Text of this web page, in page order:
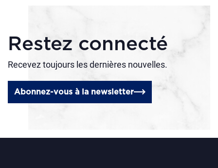
Restez connecté
Recevez toujours les dernières nouvelles.
Abonnez-vous à la newsletter